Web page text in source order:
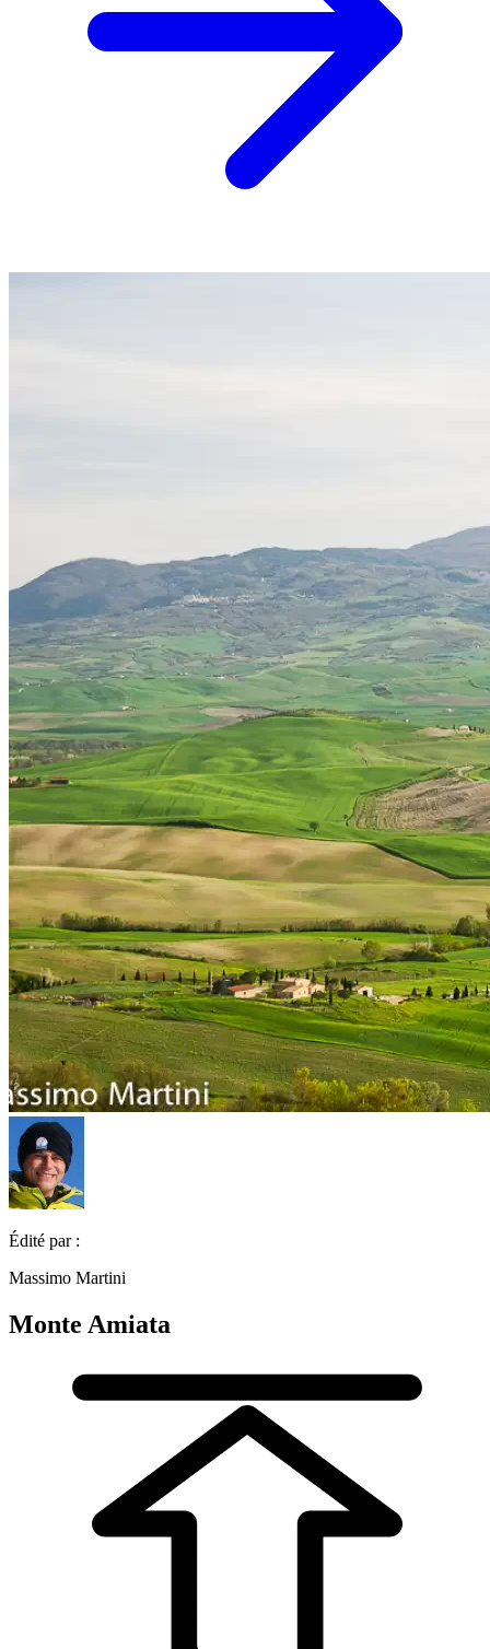
Édité par :
Massimo Martini
Monte Amiata